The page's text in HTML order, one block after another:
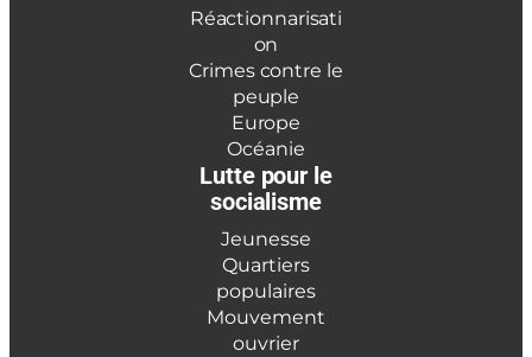
Réactionnarisati
on
Crimes contre le
peuple
Europe
Océanie
Lutte pour le
socialisme
Jeunesse
Quartiers
populaires
Mouvement
ouvrier